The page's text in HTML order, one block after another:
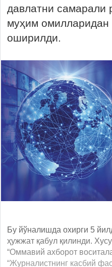
давлатни самарали
муҳим
оширилди.
Бу йўналишда охирги 5
ҳужжат қабул қилинди.
“Оммавий ахборот
“Журналистнинг касбий